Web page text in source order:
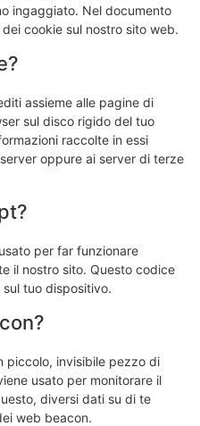
ingaggiato. Nel documento
cookie sul nostro sito web.
assieme alle pagine di
sul disco rigido del tuo
raccolte in essi
oppure ai server di terze
per far funzionare
il nostro sito. Questo codice
tuo dispositivo.
piccolo, invisibile pezzo di
usato per monitorare il
diversi dati su di te
web beacon.